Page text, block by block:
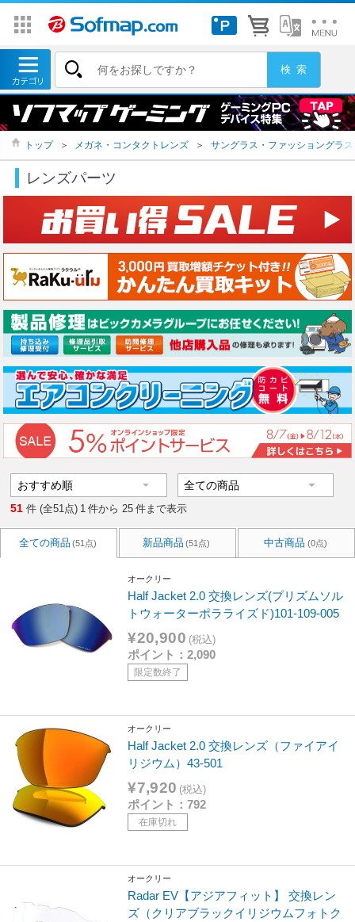
トップ ＞ メガネ・コンタクトレンズ ＞ サングラス・ファッショングラス
レンズパーツ
51 件 (全51点) 1 件から 25 件まで表示
全ての商品 (51点) 新品商品 (51点) 中古商品 (0点)
オークリー
Half Jacket 2.0 交換レンズ(プリズムソル
トウォーターポラライズド)101-109-005
¥20,900 (税込)
ポイント：2,090
限定数終了
オークリー
Half Jacket 2.0 交換レンズ（ファイアイ
リジウム）43-501
¥7,920 (税込)
ポイント：792
在庫切れ
オークリー
Radar EV【アジアフィット】 交換レン
ズ（クリアブラックイリジウムフォトク